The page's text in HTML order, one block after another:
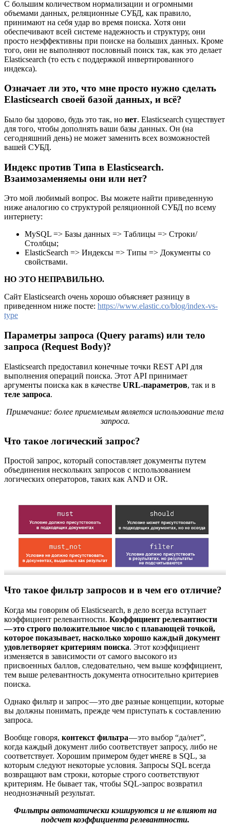
С большим количеством нормализации и огромными
объемами данных, реляционные СУБД, как правило,
принимают на себя удар во время поиска. Хотя они
обеспечивают всей системе надежность и структуру, они
просто неэффективны при поиске на больших данных. Кроме
того, они не выполняют пословный поиск так, как это делает
Elasticsearch (то есть с поддержкой инвертированного
индекса).
Означает ли это, что мне просто нужно сделать
Elasticsearch своей базой данных, и всё?
Было бы здорово, будь это так, но нет. Elasticsearch существует
для того, чтобы дополнять ваши базы данных. Он (на
сегодняшний день) не может заменить всех возможностей
вашей СУБД.
Индекс против Типа в Elasticsearch.
Взаимозаменяемы они или нет?
Это мой любимый вопрос. Вы можете найти приведенную
ниже аналогию со структурой реляционной СУБД по всему
интернету:
MySQL => Базы данных => Таблицы => Строки/
Столбцы;
ElasticSearch => Индексы => Типы => Документы со
свойствами.
НО ЭТО НЕПРАВИЛЬНО.
Сайт Elasticsearch очень хорошо объясняет разницу в
приведенном ниже посте: https://www.elastic.co/blog/index-vs-
type
Параметры запроса (Query params) или тело
запроса (Request Body)?
Elasticsearch предоставил конечные точки REST API для
выполнения операций поиска. Этот API принимает
аргументы поиска как в качестве URL-параметров, так и в
теле запроса.
Примечание: более приемлемым является использование тела
запроса.
Что такое логический запрос?
Простой запрос, который сопоставляет документы путем
объединения нескольких запросов с использованием
логических операторов, таких как AND и OR.
Что такое фильтр запросов и в чем его отличие?
Когда мы говорим об Elasticsearch, в дело всегда вступает
коэффициент релевантности. Коэффициент релевантности
— это строго положительное число с плавающей точкой,
которое показывает, насколько хорошо каждый документ
удовлетворяет критериям поиска. Этот коэффициент
изменяется в зависимости от самого высокого из
присвоенных баллов, следовательно, чем выше коэффициент,
тем выше релевантность документа относительно критериев
поиска.
Однако фильтр и запрос — это две разные концепции, которые
вы должны понимать, прежде чем приступать к составлению
запроса.
Вообще говоря, контекст фильтра— это выбор “да/нет”,
когда каждый документ либо соответствует запросу, либо не
соответствует. Хорошим примером будет WHERE в SQL, за
которым следуют некоторые условия. Запросы SQL всегда
возвращают вам строки, которые строго соответствуют
критериям. Не бывает так, чтобы SQL-запрос возвратил
неоднозначный результат.
Фильтры автоматически кэшируются и не влияют на
подсчет коэффициента релевантности.